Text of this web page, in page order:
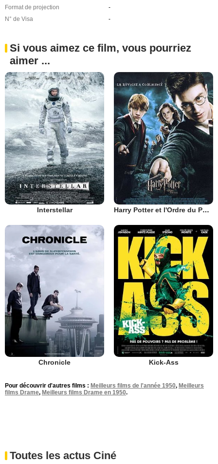
Format de projection
-
N° de Visa
-
Si vous aimez ce film, vous pourriez
aimer ...
Interstellar Harry Potter et l'Ordre du Phénix
Chronicle Kick-Ass
Pour découvrir d'autres films : Meilleurs films de l'année 1950, Meilleurs
films Drame, Meilleurs films Drame en 1950.
Toutes les actus Ciné